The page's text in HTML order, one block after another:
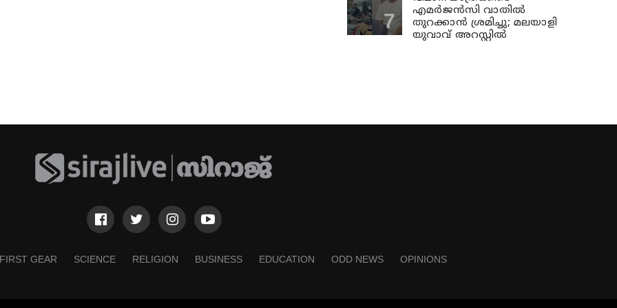
എമര്‍ജന്‍സി വാതില്‍
തുറക്കാന്‍ ശ്രമിച്ചു; മലയാളി
യുവാവ് അറസ്റ്റില്‍
FIRST GEAR SCIENCE RELIGION BUSINESS EDUCATION ODD NEWS OPINIONS